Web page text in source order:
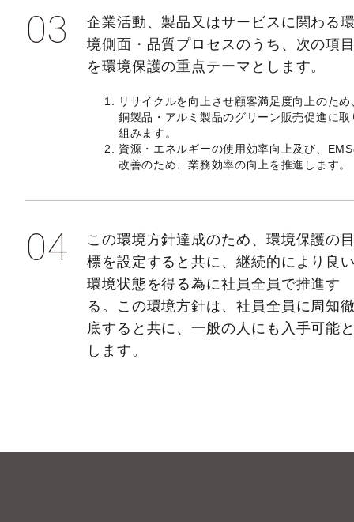
03
企業活動、製品又はサービスに関わる
境側面・品質プロセスのうち、次の項
を環境保護の重点テーマとします。
リサイクルを向上させ顧客満足度向上のため
銅製品・アルミ製品のグリーン販売促進に取
組みます。
資源・エネルギーの使用効率向上及び、
改善のため、業務効率の向上を推進します。
04
この環境方針達成のため、環境保護の
標を設定すると共に、継続的により良
環境状態を得る為に社員全員で推進す
る。この環境方針は、社員全員に周知
底すると共に、一般の人にも入手可能
します。